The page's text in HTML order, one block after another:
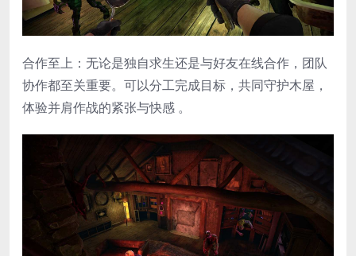
​合作至上​：无论是独自求生还是与好友在线合作，团队
协作都至关重要。可以分工完成目标，共同守护木屋，
体验并肩作战的紧张与快感 。